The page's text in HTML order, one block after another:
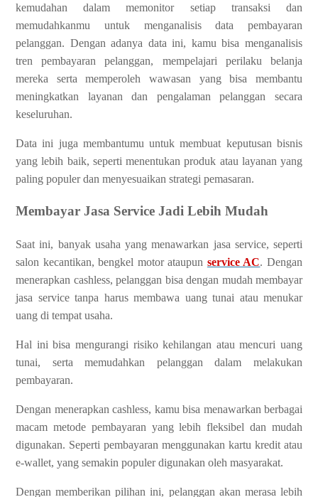
kemudahan dalam memonitor setiap transaksi dan
memudahkanmu untuk menganalisis data pembayaran
pelanggan. Dengan adanya data ini, kamu bisa menganalisis
tren pembayaran pelanggan, mempelajari perilaku belanja
mereka serta memperoleh wawasan yang bisa membantu
meningkatkan layanan dan pengalaman pelanggan secara
keseluruhan.
Data ini juga membantumu untuk membuat keputusan bisnis
yang lebih baik, seperti menentukan produk atau layanan yang
paling populer dan menyesuaikan strategi pemasaran.
Membayar Jasa Service Jadi Lebih Mudah
Saat ini, banyak usaha yang menawarkan jasa service, seperti
salon kecantikan, bengkel motor ataupun service AC. Dengan
menerapkan cashless, pelanggan bisa dengan mudah membayar
jasa service tanpa harus membawa uang tunai atau menukar
uang di tempat usaha.
Hal ini bisa mengurangi risiko kehilangan atau mencuri uang
tunai, serta memudahkan pelanggan dalam melakukan
pembayaran.
Dengan menerapkan cashless, kamu bisa menawarkan berbagai
macam metode pembayaran yang lebih fleksibel dan mudah
digunakan. Seperti pembayaran menggunakan kartu kredit atau
e-wallet, yang semakin populer digunakan oleh masyarakat.
Dengan memberikan pilihan ini, pelanggan akan merasa lebih